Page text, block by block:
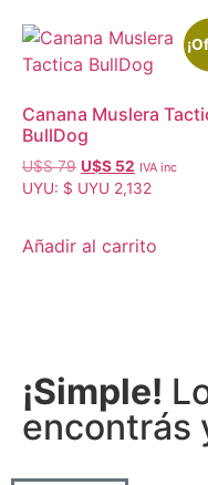
Canana Muslera
BullDog
U$S79 U$S 52 IVA inc
UYU: $ UYU 2,132
Añadir al carrito
¡Simple!
encontrás